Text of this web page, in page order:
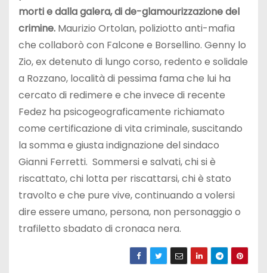
morti e dalla galera, di de-glamourizzazione del
crimine. Maurizio Ortolan, poliziotto anti-mafia
che collaborò con Falcone e Borsellino. Genny lo
Zio, ex detenuto di lungo corso, redento e solidale
a Rozzano, località di pessima fama che lui ha
cercato di redimere e che invece di recente
Fedez ha psicogeograficamente richiamato
come certificazione di vita criminale, suscitando
la somma e giusta indignazione del sindaco
Gianni Ferretti. Sommersi e salvati, chi si è
riscattato, chi lotta per riscattarsi, chi è stato
travolto e che pure vive, continuando a volersi
dire essere umano, persona, non personaggio o
trafiletto sbadato di cronaca nera.